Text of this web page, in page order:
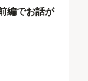
編でお話が